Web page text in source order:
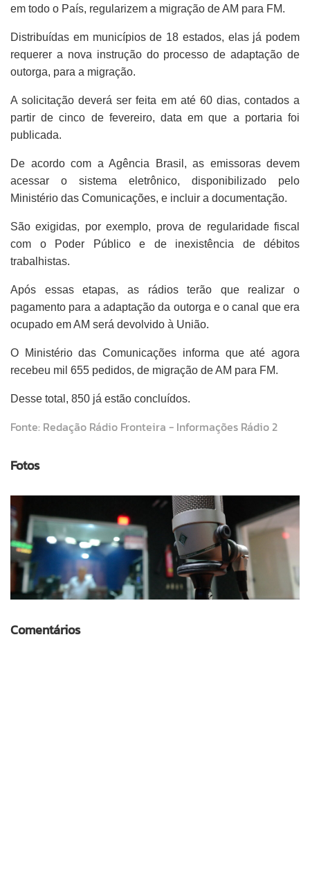
em todo o País, regularizem a migração de AM para FM.
Distribuídas em municípios de 18 estados, elas já podem
requerer a nova instrução do processo de adaptação de
outorga, para a migração.
A solicitação deverá ser feita em até 60 dias, contados a
partir de cinco de fevereiro, data em que a portaria foi
publicada.
De acordo com a Agência Brasil, as emissoras devem
acessar o sistema eletrônico, disponibilizado pelo
Ministério das Comunicações, e incluir a documentação.
São exigidas, por exemplo, prova de regularidade fiscal
com o Poder Público e de inexistência de débitos
trabalhistas.
Após essas etapas, as rádios terão que realizar o
pagamento para a adaptação da outorga e o canal que era
ocupado em AM será devolvido à União.
O Ministério das Comunicações informa que até agora
recebeu mil 655 pedidos, de migração de AM para FM.
Desse total, 850 já estão concluídos.
Fonte: Redação Rádio Fronteira - Informações Rádio 2
Fotos
Comentários